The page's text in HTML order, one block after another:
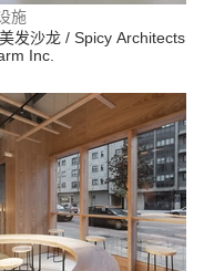
施
发沙龙 / Spicy Architects
Inc.